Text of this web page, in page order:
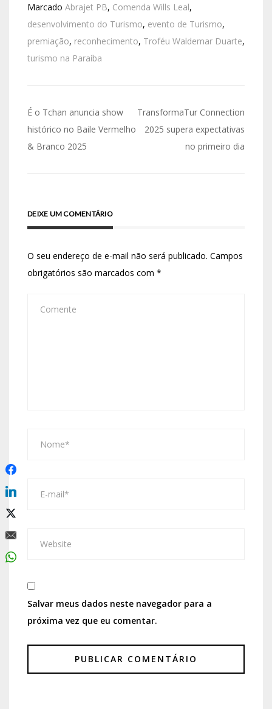
Marcado Abrajet PB, Comenda Wills Leal,
desenvolvimento do Turismo, evento de Turismo,
premiação, reconhecimento, Troféu Waldemar Duarte,
turismo na Paraíba
É o Tchan anuncia show
histórico no Baile Vermelho
& Branco 2025
TransformaTur Connection
2025 supera expectativas
no primeiro dia
DEIXE UM COMENTÁRIO
O seu endereço de e-mail não será publicado. Campos
obrigatórios são marcados com *
Salvar meus dados neste navegador para a
próxima vez que eu comentar.